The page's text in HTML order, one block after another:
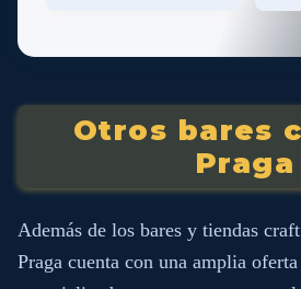
Otros bares
Praga
Además de los bares y tiendas
Praga cuenta con una amplia